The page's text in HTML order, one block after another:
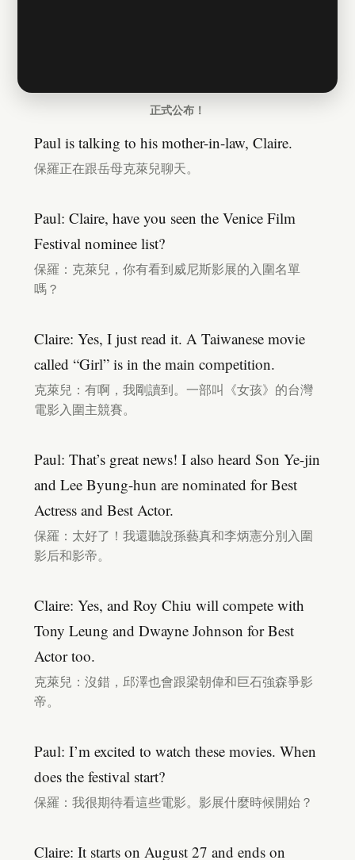
正式公布！
Paul is talking to his mother-in-law, Claire.
保羅正在跟岳母克萊兒聊天。
Paul: Claire, have you seen the Venice Film
Festival nominee list?
保羅：克萊兒，你有看到威尼斯影展的入圍名單
嗎？
Claire: Yes, I just read it. A Taiwanese movie
called “Girl” is in the main competition.
克萊兒：有啊，我剛讀到。一部叫《女孩》的台灣
電影入圍主競賽。
Paul: That’s great news! I also heard Son Ye-jin
and Lee Byung-hun are nominated for Best
Actress and Best Actor.
保羅：太好了！我還聽說孫藝真和李炳憲分別入圍
影后和影帝。
Claire: Yes, and Roy Chiu will compete with
Tony Leung and Dwayne Johnson for Best
Actor too.
克萊兒：沒錯，邱澤也會跟梁朝偉和巨石強森爭影
帝。
Paul: I’m excited to watch these movies. When
does the festival start?
保羅：我很期待看這些電影。影展什麼時候開始？
Claire: It starts on August 27 and ends on